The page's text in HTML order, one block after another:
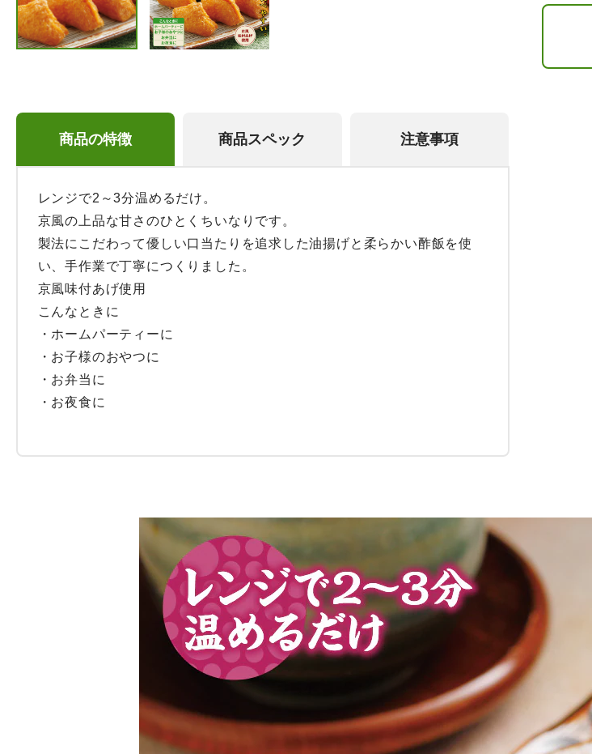
商品の特徴 商品スペック 注意事項
レンジで2～3分温めるだけ。
京風の上品な甘さのひとくちいなりです。
製法にこだわって優しい口当たりを追求した油揚げと柔らかい酢飯を使
い、手作業で丁寧につくりました。
京風味付あげ使用
こんなときに
・ホームパーティーに
・お子様のおやつに
・お弁当に
・お夜食に